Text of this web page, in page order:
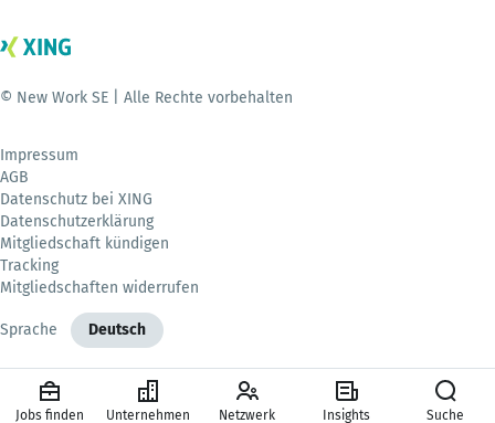
© New Work SE | Alle Rechte vorbehalten
Impressum
AGB
Datenschutz bei XING
Datenschutzerklärung
Mitgliedschaft kündigen
Tracking
Mitgliedschaften widerrufen
Sprache Deutsch
Jobs finden Unternehmen Netzwerk Insights Suche